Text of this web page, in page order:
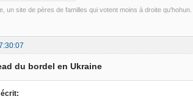
un site de pères de familles qui votent moins à droite qu'hohun.
du bordel en Ukraine